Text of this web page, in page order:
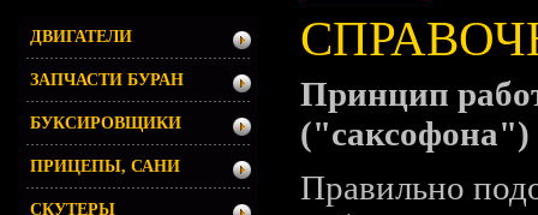
Принцип
("саксофона")
Правильно
ДВИГАТЕЛИ
ЗАПЧАСТИ БУРАН
БУКСИРОВЩИКИ
ПРИЦЕПЫ, САНИ
СКУТЕРЫ